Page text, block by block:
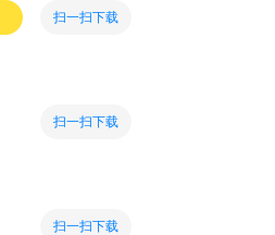
扫一扫下载
扫一扫下载
扫一扫下载